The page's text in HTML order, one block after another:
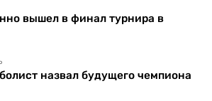
вышел в финал турнира в
назвал будущего чемпиона